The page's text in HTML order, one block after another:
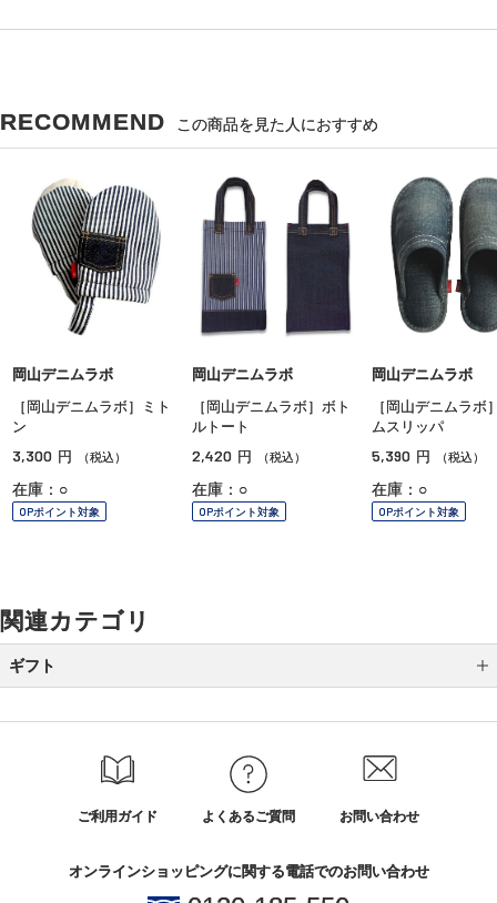
RECOMMEND この商品を見た人におすすめ
岡山デニムラボ
［岡山デニムラボ］ミト
ン
3,300 円 （税込）
在庫：○
OPポイント対象
岡山デニムラボ
［岡山デニムラボ］ボト
ルトート
2,420 円 （税込）
在庫：○
OPポイント対象
岡山デニムラボ
［岡山デニムラボ
ムスリッパ
5,390 円 （税込）
在庫：○
OPポイント対象
関連カテゴリ
ギフト
全国送料無料ギフト
誕生日ギフト
ご利用ガイド よくあるご質問 お問い合わせ
オンラインショッピングに関する電話でのお問い合わせ